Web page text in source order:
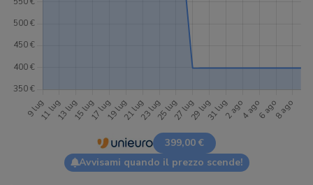
399,00 €
Avvisami quando il prezzo scende!